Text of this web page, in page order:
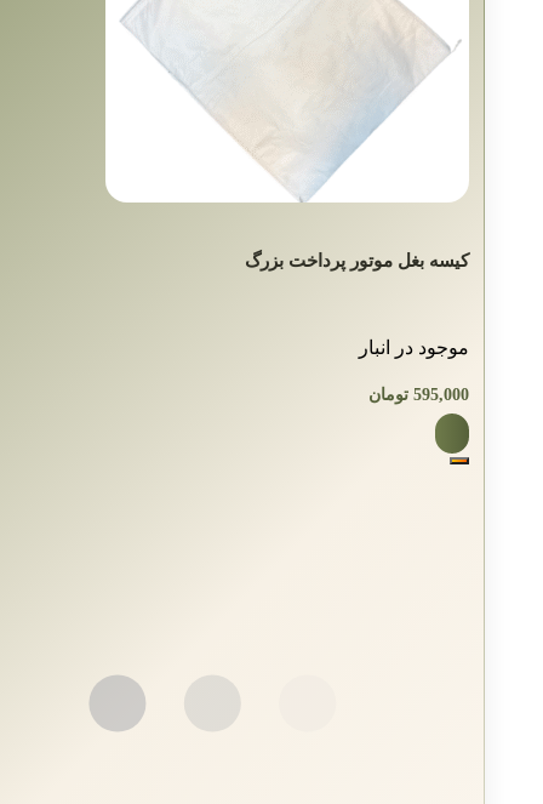
کیسه بغل موتور پرداخت بزرگ
موجود در انبار
595,000 تومان